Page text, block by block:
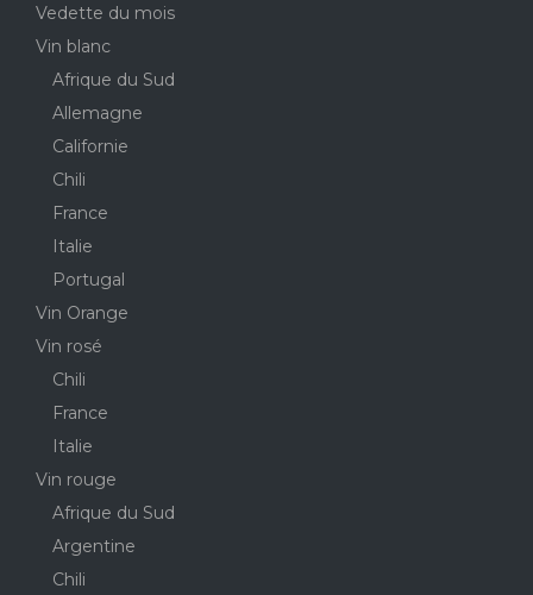
Vedette du mois
Vin blanc
Afrique du Sud
Allemagne
Californie
Chili
France
Italie
Portugal
Vin Orange
Vin rosé
Chili
France
Italie
Vin rouge
Afrique du Sud
Argentine
Chili